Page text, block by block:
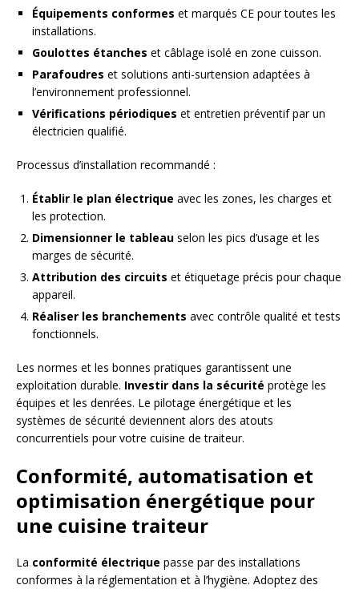
Équipements conformes et marqués CE pour toutes les
installations.
Goulottes étanches et câblage isolé en zone cuisson.
Parafoudres et solutions anti-surtension adaptées à
l’environnement professionnel.
Vérifications périodiques et entretien préventif par un
électricien qualifié.
Processus d’installation recommandé :
Établir le plan électrique avec les zones, les charges et
les protection.
Dimensionner le tableau selon les pics d’usage et les
marges de sécurité.
Attribution des circuits et étiquetage précis pour chaque
appareil.
Réaliser les branchements avec contrôle qualité et tests
fonctionnels.
Les normes et les bonnes pratiques garantissent une
exploitation durable. Investir dans la sécurité protège les
équipes et les denrées. Le pilotage énergétique et les
systèmes de sécurité deviennent alors des atouts
concurrentiels pour votre cuisine de traiteur.
Conformité, automatisation et
optimisation énergétique pour
une cuisine traiteur
La conformité électrique passe par des installations
conformes à la réglementation et à l’hygiène. Adoptez des